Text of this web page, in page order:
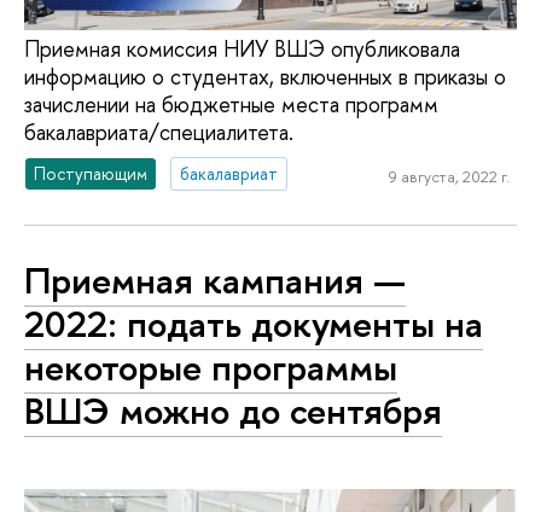
Приемная комиссия НИУ ВШЭ опубликовала
информацию о студентах, включенных в приказы о
зачислении на бюджетные места программ
бакалавриата/специалитета.
Поступающим бакалавриат 9 августа, 2022 г.
Приемная кампания —
2022: подать документы на
некоторые программы
ВШЭ можно до сентября